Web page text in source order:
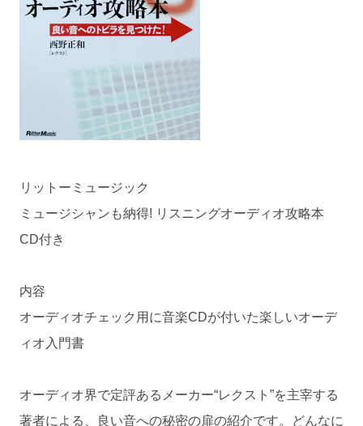
リットーミュージック
ミュージシャンも納得! リスニングオーディオ攻略本
CD付き
内容
オーディオチェック用に音楽CDが付いた楽しいオーデ
ィオ入門書
オーディオ界で定評あるメーカー“レクスト”を主宰する
著者による、良い音への秘密の扉の紹介です。どんなに